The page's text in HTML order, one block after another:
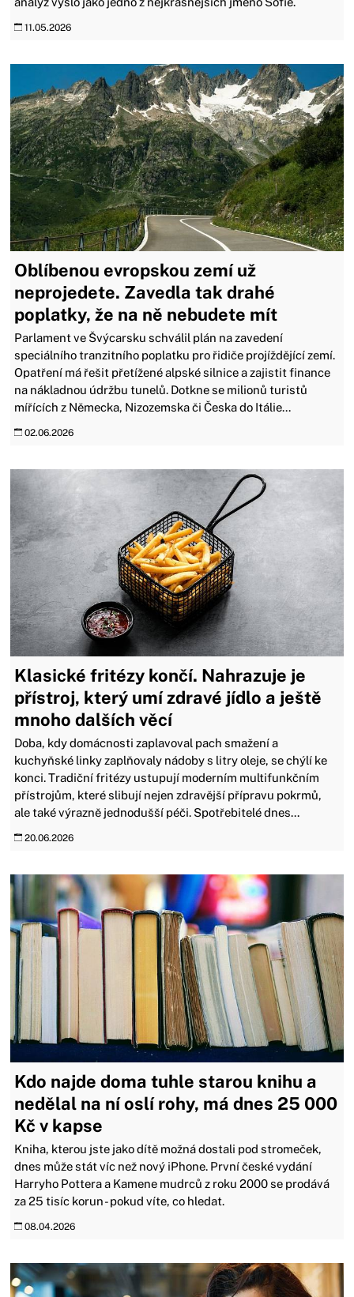
11.05.2026
Oblíbenou evropskou zemí už
neprojedete. Zavedla tak drahé
poplatky, že na ně nebudete mít
Parlament ve Švýcarsku schválil plán na zavedení
speciálního tranzitního poplatku pro řidiče projíždějící zemí.
Opatření má řešit přetížené alpské silnice a zajistit finance
na nákladnou údržbu tunelů. Dotkne se milionů turistů
mířících z Německa, Nizozemska či Česka do Itálie...
02.06.2026
Klasické fritézy končí. Nahrazuje je
přístroj, který umí zdravé jídlo a ještě
mnoho dalších věcí
Doba, kdy domácnosti zaplavoval pach smažení a
kuchyňské linky zaplňovaly nádoby s litry oleje, se chýlí ke
konci. Tradiční fritézy ustupují moderním multifunkčním
přístrojům, které slibují nejen zdravější přípravu pokrmů,
ale také výrazně jednodušší péči. Spotřebitelé dnes...
20.06.2026
Kdo najde doma tuhle starou knihu a
nedělal na ní oslí rohy, má dnes 25 000
Kč v kapse
Kniha, kterou jste jako dítě možná dostali pod stromeček,
dnes může stát víc než nový iPhone. První české vydání
Harryho Pottera a Kamene mudrců z roku 2000 se prodává
za 25 tisíc korun - pokud víte, co hledat.
08.04.2026